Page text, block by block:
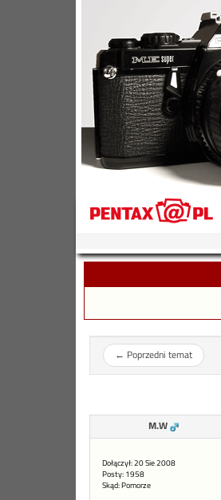
← Poprzedni temat
M.W
Dołączył: 20 Sie 2008
Posty: 1958
Skąd: Pomorze